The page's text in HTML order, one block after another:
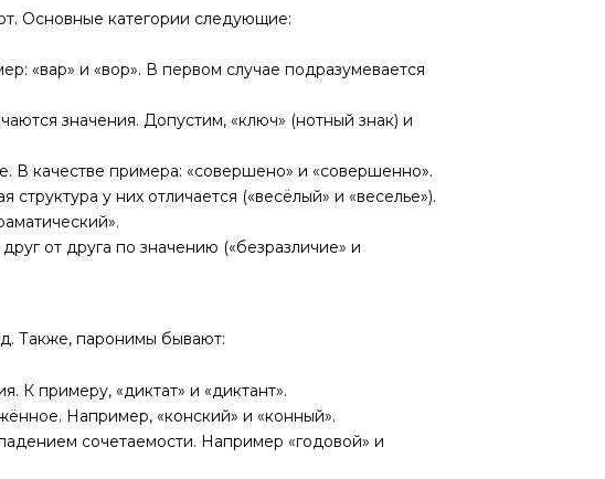
Основные категории следующие:
«вар» и «вор». В первом случае подразумевается
значения. Допустим, «ключ» (нотный знак) и
В качестве примера: «совершено» и «совершенно».
у них отличается («весёлый» и «веселье»).
от друга по значению («безразличие» и
Также, паронимы бывают:
К примеру, «диктат» и «диктант».
Например, «конский» и «конный».
сочетаемости. Например «годовой» и